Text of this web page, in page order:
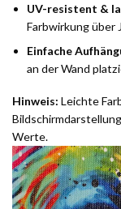
UV-resistent &
Farbwirkung über
Einfache
an der Wand
Hinweis: Leichte
Werte.